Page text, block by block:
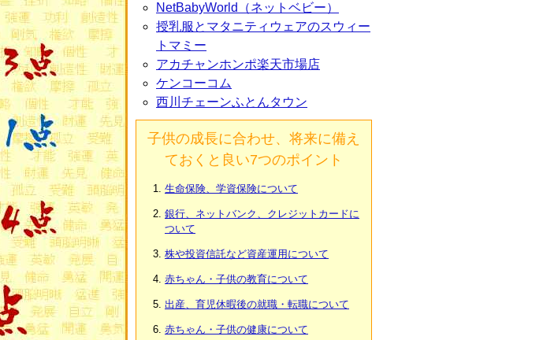
NetBabyWorld（ネットベビー）
授乳服とマタニティウェアのスウィー
トマミー
アカチャンホンポ楽天市場店
ケンコーコム
西川チェーンふとんタウン
子供の成長に合わせ、将来に備え
ておくと良い7つのポイント
生命保険、学資保険について
銀行、ネットバンク、クレジットカードに
ついて
株や投資信託など資産運用について
赤ちゃん・子供の教育について
出産、育児休暇後の就職・転職について
赤ちゃん・子供の健康について